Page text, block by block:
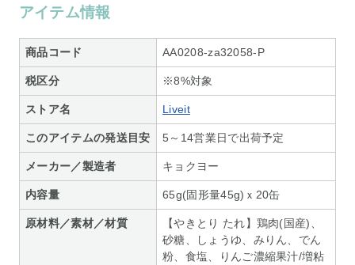
アイテム情報
商品コード AA0208-za32058-P
税区分 ※8%対象
ストア名 Liveit
このアイテムの発送目安 5～14営業日で出荷予定
メーカー／製造者 キョクヨー
内容量 65g(固形量45g)ｘ20缶
原材料／素材／材質
【やきとり たれ】鶏肉(国産)、
砂糖、しょうゆ、みりん、でん
粉、食塩、りんご濃縮果汁/増粘